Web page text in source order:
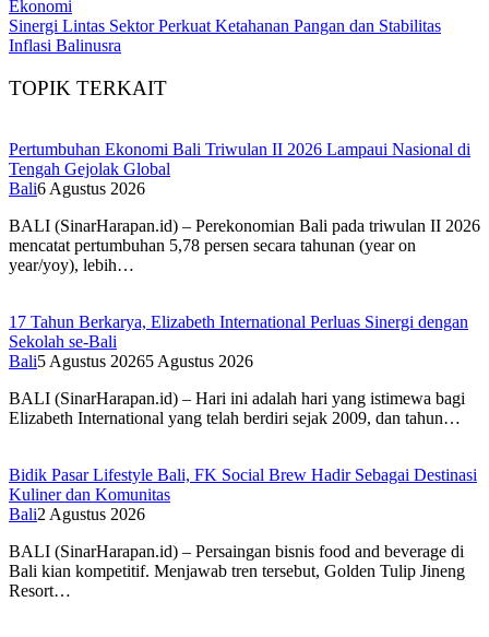
Ekonomi
Sinergi Lintas Sektor Perkuat Ketahanan Pangan dan Stabilitas
Inflasi Balinusra
TOPIK TERKAIT
Pertumbuhan Ekonomi Bali Triwulan II 2026 Lampaui Nasional di
Tengah Gejolak Global
Bali6 Agustus 2026
BALI (SinarHarapan.id) – Perekonomian Bali pada triwulan II 2026
mencatat pertumbuhan 5,78 persen secara tahunan (year on
year/yoy), lebih…
17 Tahun Berkarya, Elizabeth International Perluas Sinergi dengan
Sekolah se-Bali
Bali5 Agustus 20265 Agustus 2026
BALI (SinarHarapan.id) – Hari ini adalah hari yang istimewa bagi
Elizabeth International yang telah berdiri sejak 2009, dan tahun…
Bidik Pasar Lifestyle Bali, FK Social Brew Hadir Sebagai Destinasi
Kuliner dan Komunitas
Bali2 Agustus 2026
BALI (SinarHarapan.id) – Persaingan bisnis food and beverage di
Bali kian kompetitif. Menjawab tren tersebut, Golden Tulip Jineng
Resort…